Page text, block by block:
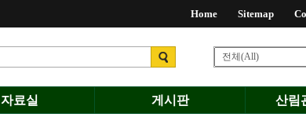
Home Sitemap
자료실 게시판 산림